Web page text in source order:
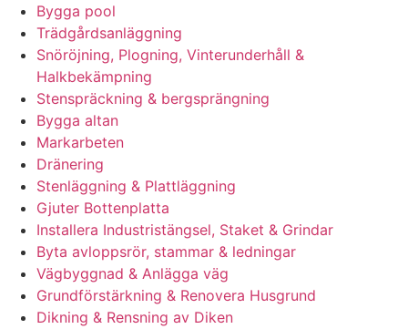
Bygga pool
Trädgårdsanläggning
Snöröjning, Plogning, Vinterunderhåll &
Halkbekämpning
Stenspräckning & bergsprängning
Bygga altan
Markarbeten
Dränering
Stenläggning & Plattläggning
Gjuter Bottenplatta
Installera Industristängsel, Staket & Grindar
Byta avloppsrör, stammar & ledningar
Vägbyggnad & Anlägga väg
Grundförstärkning & Renovera Husgrund
Dikning & Rensning av Diken